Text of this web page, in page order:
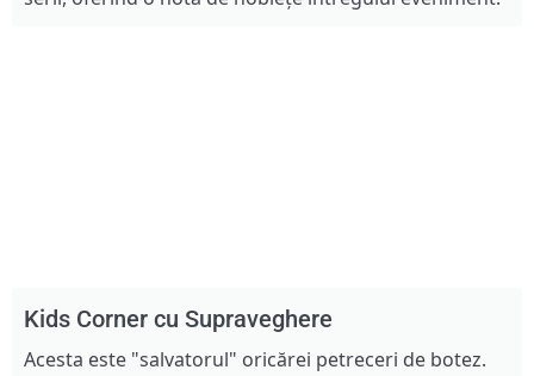
Kids Corner cu Supraveghere
Acesta este "salvatorul" oricărei petreceri de botez.